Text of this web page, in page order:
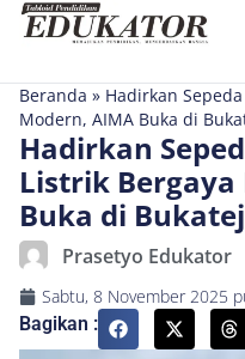
Beranda » Hadirkan
Modern, AIMA Buka di
Hadirkan
Listrik
Buka di
Prasetyo Edukator
Sabtu, 8 November 2025
Bagikan :